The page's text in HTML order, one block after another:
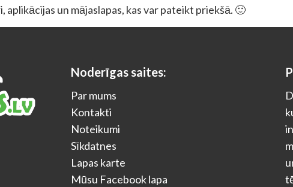
aplikācijas un mājaslapas, kas var pateikt priekšā. 🙂
Noderīgas saites:
Par mums
Kontakti
Noteikumi
Sīkdatnes
Lapas karte
Mūsu Facebook lapa